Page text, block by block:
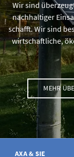
Wir sind
nachhaltiger
schafft. Wir sind
wirtschaftliche,
MEHR
AXA & SIE